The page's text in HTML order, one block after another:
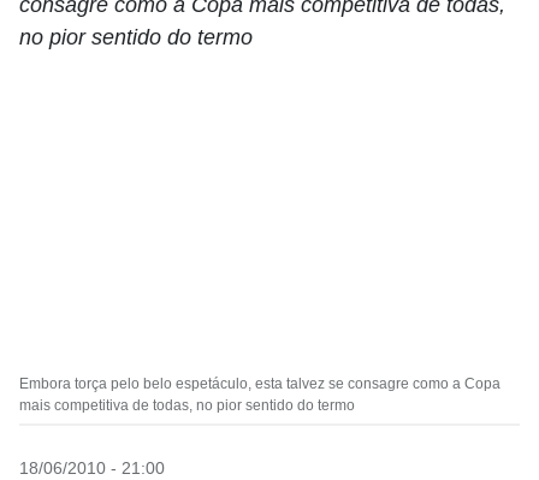
consagre como a Copa mais competitiva de todas,
no pior sentido do termo
Embora torça pelo belo espetáculo, esta talvez se consagre como a Copa
mais competitiva de todas, no pior sentido do termo
18/06/2010 - 21:00